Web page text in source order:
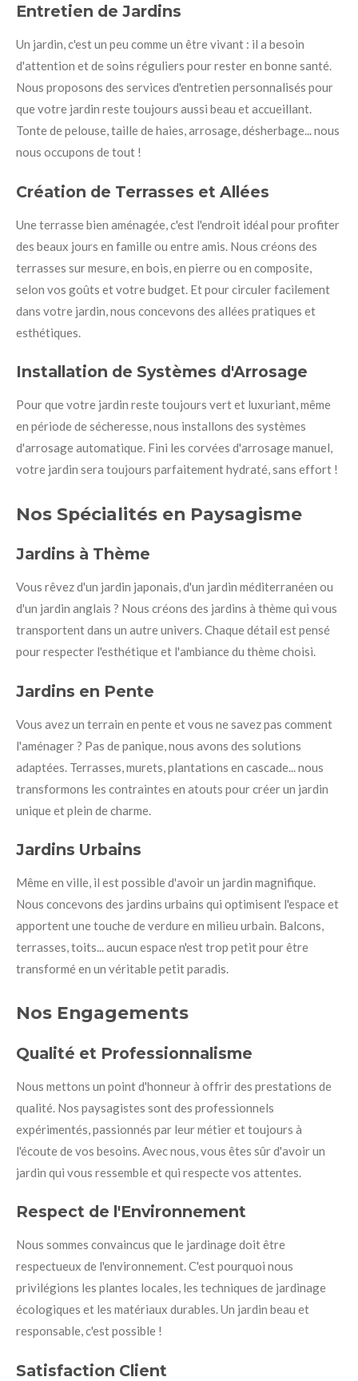
Entretien de Jardins
Un jardin, c'est un peu comme un être vivant : il a besoin
d'attention et de soins réguliers pour rester en bonne santé.
Nous proposons des services d'entretien personnalisés pour
que votre jardin reste toujours aussi beau et accueillant.
Tonte de pelouse, taille de haies, arrosage, désherbage... nous
nous occupons de tout !
Création de Terrasses et Allées
Une terrasse bien aménagée, c'est l'endroit idéal pour profiter
des beaux jours en famille ou entre amis. Nous créons des
terrasses sur mesure, en bois, en pierre ou en composite,
selon vos goûts et votre budget. Et pour circuler facilement
dans votre jardin, nous concevons des allées pratiques et
esthétiques.
Installation de Systèmes d'Arrosage
Pour que votre jardin reste toujours vert et luxuriant, même
en période de sécheresse, nous installons des systèmes
d'arrosage automatique. Fini les corvées d'arrosage manuel,
votre jardin sera toujours parfaitement hydraté, sans effort !
Nos Spécialités en Paysagisme
Jardins à Thème
Vous rêvez d'un jardin japonais, d'un jardin méditerranéen ou
d'un jardin anglais ? Nous créons des jardins à thème qui vous
transportent dans un autre univers. Chaque détail est pensé
pour respecter l'esthétique et l'ambiance du thème choisi.
Jardins en Pente
Vous avez un terrain en pente et vous ne savez pas comment
l'aménager ? Pas de panique, nous avons des solutions
adaptées. Terrasses, murets, plantations en cascade... nous
transformons les contraintes en atouts pour créer un jardin
unique et plein de charme.
Jardins Urbains
Même en ville, il est possible d'avoir un jardin magnifique.
Nous concevons des jardins urbains qui optimisent l'espace et
apportent une touche de verdure en milieu urbain. Balcons,
terrasses, toits... aucun espace n'est trop petit pour être
transformé en un véritable petit paradis.
Nos Engagements
Qualité et Professionnalisme
Nous mettons un point d'honneur à offrir des prestations de
qualité. Nos paysagistes sont des professionnels
expérimentés, passionnés par leur métier et toujours à
l'écoute de vos besoins. Avec nous, vous êtes sûr d'avoir un
jardin qui vous ressemble et qui respecte vos attentes.
Respect de l'Environnement
Nous sommes convaincus que le jardinage doit être
respectueux de l'environnement. C'est pourquoi nous
privilégions les plantes locales, les techniques de jardinage
écologiques et les matériaux durables. Un jardin beau et
responsable, c'est possible !
Satisfaction Client